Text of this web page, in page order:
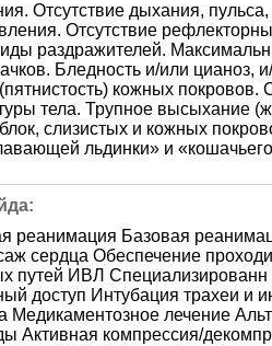
Отсутствие дыхания, пульса,
Отсутствие рефлекторны
раздражителей. Максимальн
Бледность и/или цианоз, и/
кожных покровов.
тела. Трупное высыхание (ж
слизистых и кожных
льдинки» и «кошачьего
реанимация Базовая
сердца Обеспечение проходи
путей ИВЛ Специализированн
доступ Интубация трахеи и
Медикаментозное лечение Альт
Активная компрессия/декомпр